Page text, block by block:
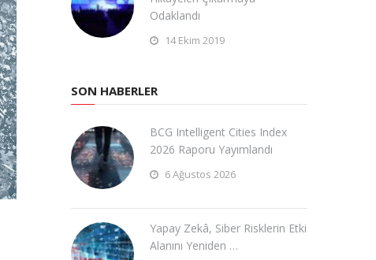
Odaklandı
14 Ekim 2019
SON HABERLER
BCG Intelligent Cities Index
2026 Raporu Yayımlandı
6 Ağustos 2026
Yapay Zekâ, Siber Risklerin Etki
Alanını Yeniden …